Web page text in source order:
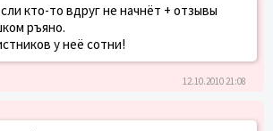
кто-то вдруг не начнёт + отзывы
ръяно.
у неё сотни!
12.10.2010 21:08